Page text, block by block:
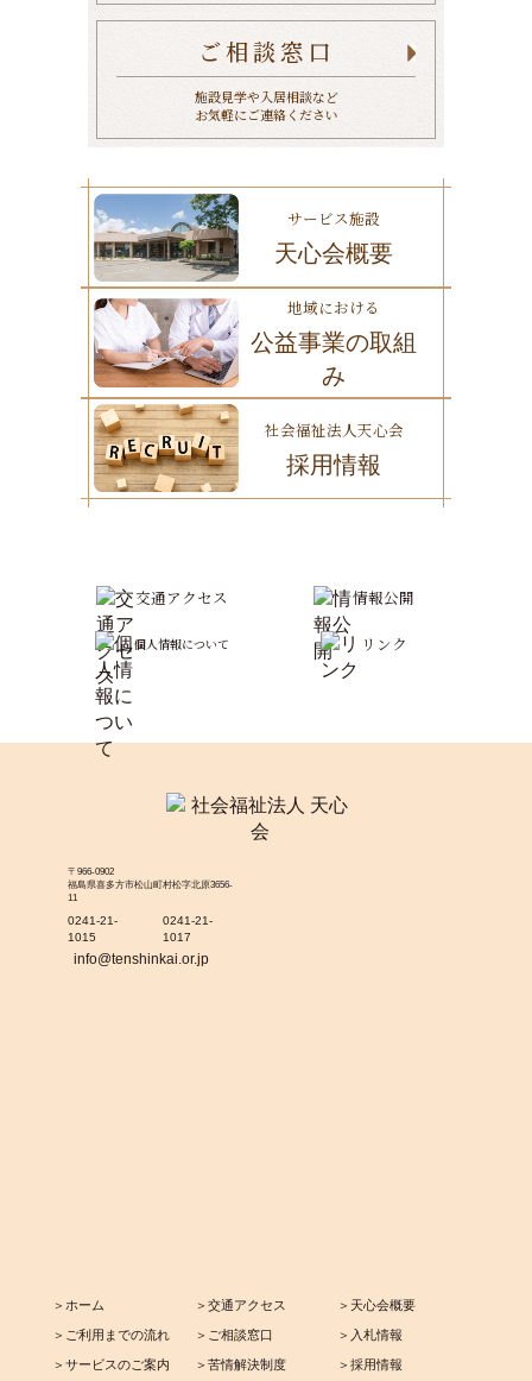
ざんを防止するため、不正アクセス対策等の適切
な情報セキュリティ対策を講じ、厳重に管理いた
します。
法令に基づく場合を除き、ご本人の同意なく個人
情報を第三者に提供することはありません。
4. 外部委託について
採用管理システムの運用等のため、個人情報の取
扱いを外部に委託する場合があります。その際
は、委託先に対して適切な監督を行います。
5. 任意性について
個人情報の提供は任意ですが、必須項目にご入力
いただけない場合、適切な採用選考が行えないこ
6. 開示・訂正・削除
応募者本人から個人情報の開示、訂正、または削
除の請求があった場合は、本人確認の上、速やか
に対応いたします。
ご相談窓口
施設見学や入居相談など
お気軽にご連絡ください
サービス施設
天心会概要
地域における
公益事業の取組
み
社会福祉法人天心会
採用情報
交通アクセス 情報公開
個人情報について リンク
〒966-0902
福島県喜多方市松山町村松字北原3656-
11
0241-21-
1015
0241-21-
1017
info@tenshinkai.or.jp
＞ホーム
＞ご利用までの流れ
＞サービスのご案内
＞交通アクセス
＞ご相談窓口
＞苦情解決制度
＞天心会概要
＞入札情報
＞採用情報